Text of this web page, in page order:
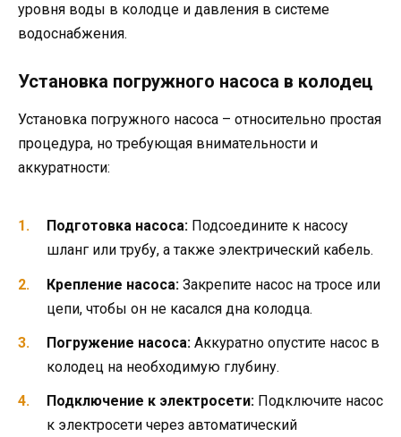
уровня воды в колодце и давления в системе
водоснабжения.
Установка погружного насоса в колодец
Установка погружного насоса – относительно простая
процедура, но требующая внимательности и
аккуратности:
Подготовка насоса: Подсоедините к насосу
шланг или трубу, а также электрический кабель.
Крепление насоса: Закрепите насос на тросе или
цепи, чтобы он не касался дна колодца.
Погружение насоса: Аккуратно опустите насос в
колодец на необходимую глубину.
Подключение к электросети: Подключите насос
к электросети через автоматический